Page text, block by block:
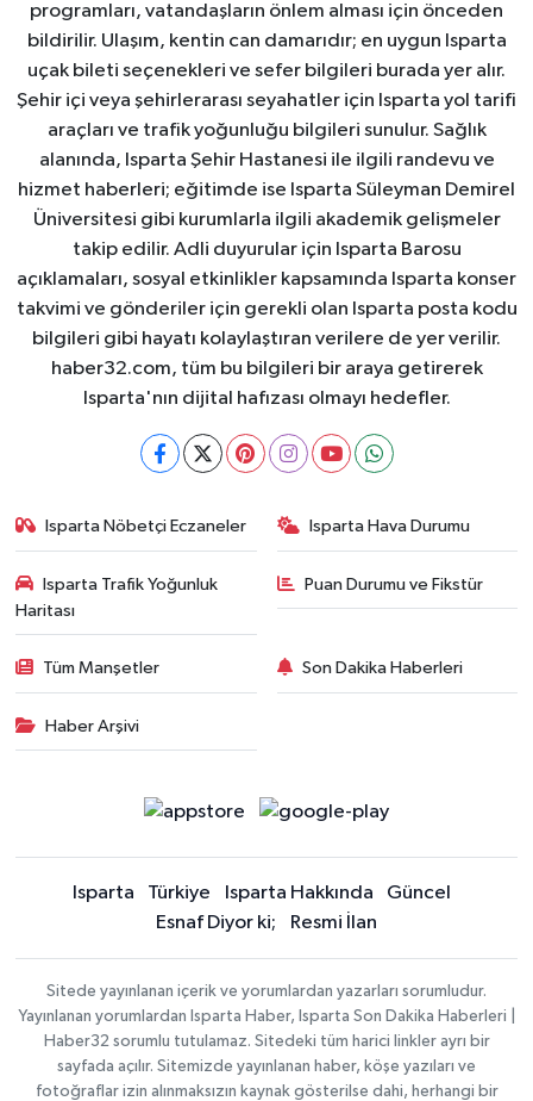
programları, vatandaşların önlem alması için önceden
bildirilir. Ulaşım, kentin can damarıdır; en uygun Isparta
uçak bileti seçenekleri ve sefer bilgileri burada yer alır.
Şehir içi veya şehirlerarası seyahatler için Isparta yol tarifi
araçları ve trafik yoğunluğu bilgileri sunulur. Sağlık
alanında, Isparta Şehir Hastanesi ile ilgili randevu ve
hizmet haberleri; eğitimde ise Isparta Süleyman Demirel
Üniversitesi gibi kurumlarla ilgili akademik gelişmeler
takip edilir. Adli duyurular için Isparta Barosu
açıklamaları, sosyal etkinlikler kapsamında Isparta konser
takvimi ve gönderiler için gerekli olan Isparta posta kodu
bilgileri gibi hayatı kolaylaştıran verilere de yer verilir.
haber32.com, tüm bu bilgileri bir araya getirerek
Isparta'nın dijital hafızası olmayı hedefler.
Isparta Nöbetçi Eczaneler Isparta Hava Durumu
Isparta Trafik Yoğunluk
Haritası
Puan Durumu ve Fikstür
Tüm Manşetler Son Dakika Haberleri
Haber Arşivi
Isparta Türkiye Isparta Hakkında
Güncel
Esnaf Diyor ki;
Resmi İlan
Sitede yayınlanan içerik ve yorumlardan yazarları sorumludur.
Yayınlanan yorumlardan Isparta Haber, Isparta Son Dakika Haberleri |
Haber32 sorumlu tutulamaz. Sitedeki tüm harici linkler ayrı bir
sayfada açılır. Sitemizde yayınlanan haber, köşe yazıları ve
fotoğraflar izin alınmaksızın kaynak gösterilse dahi, herhangi bir